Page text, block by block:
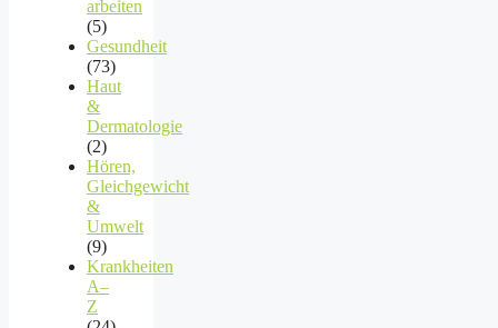
arbeiten
(5)
Gesundheit
(73)
Haut
&
Dermatologie
(2)
Hören,
Gleichgewicht
&
Umwelt
(9)
Krankheiten
A–
Z